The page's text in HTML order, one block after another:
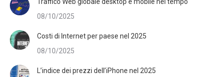
Traffico Web globale desktop e mobile nel tempo
08/10/2025
Costi di Internet per paese nel 2025
08/10/2025
L’indice dei prezzi dell’iPhone nel 2025